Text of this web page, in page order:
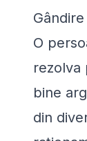
O
rezolva
bine
din